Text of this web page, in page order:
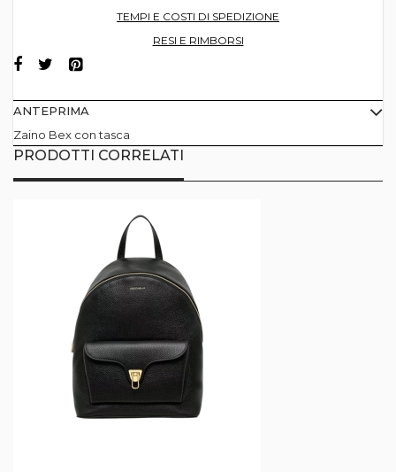
TEMPI E COSTI DI SPEDIZIONE
RESI E RIMBORSI
ANTEPRIMA
Zaino Bex con tasca
PRODOTTI CORRELATI